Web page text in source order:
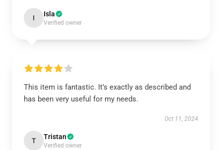
I Isla
Verified owner
This item is fantastic. It’s exactly as described and
has been very useful for my needs.
Oct 11, 2024
T Tristan
Verified owner